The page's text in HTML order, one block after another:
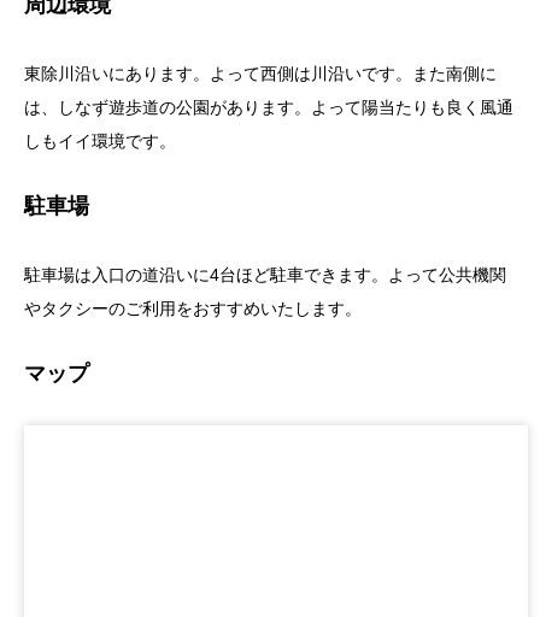
東除川沿いにあります。よって西側は川沿いです。また南側に
は、しなず遊歩道の公園があります。よって陽当たりも良く風通
しもイイ環境です。
駐車場
駐車場は入口の道沿いに4台ほど駐車できます。よって公共機関
やタクシーのご利用をおすすめいたします。
マップ